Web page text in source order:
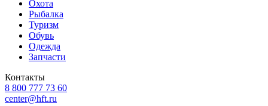
Охота
Рыбалка
Туризм
Обувь
Одежда
Запчасти
Контакты
8 800 777 73 60
center@hft.ru